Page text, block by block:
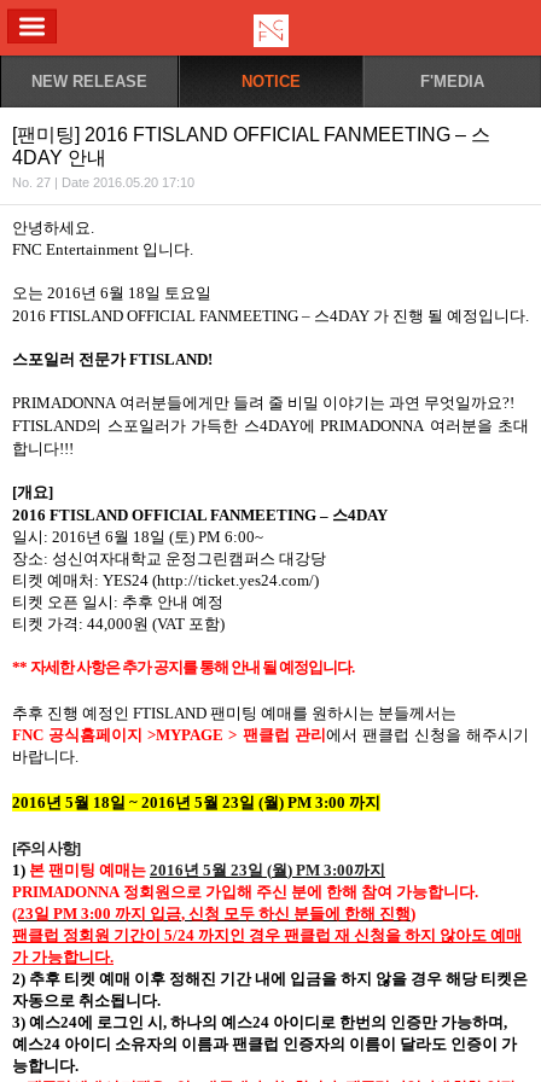
NEW RELEASE NOTICE F'MEDIA
[팬미팅] 2016 FTISLAND OFFICIAL FANMEETING – 스
4DAY 안내
No. 27 | Date 2016.05.20 17:10
안녕하세요.
FNC Entertainment 입니다.
오는 2016년 6월 18일 토요일
2016 FTISLAND OFFICIAL FANMEETING – 스4DAY 가 진행 될 예정입니다.
스포일러 전문가FTISLAND!
PRIMADONNA 여러분들에게만 들려 줄 비밀 이야기는 과연 무엇일까요?!
FTISLAND의 스포일러가 가득한 스4DAY에 PRIMADONNA 여러분을 초대
합니다!!!
[개요]
2016 FTISLAND OFFICIAL FANMEETING – 스4DAY
일시 : 2016년 6월 18일 (토) PM 6:00~
장소: 성신여자대학교 운정그린캠퍼스 대강당
티켓 예매처 : YES24 (http://ticket.yes24.com/)
티켓 오픈 일시 : 추후 안내 예정
티켓 가격 : 44,000원 (VAT 포함)
** 자세한 사항은 추가 공지를 통해 안내 될 예정입니다.
추후 진행 예정인 FTISLAND 팬미팅 예매를 원하시는 분들께서는
FNC 공식홈페이지 >MYPAGE > 팬클럽 관리 에서 팬클럽 신청을 해주시기
바랍니다.
2016년 5월 18일 ~ 2016년 5월 23일 (월) PM 3:00 까지
[주의 사항]
1) 본 팬미팅 예매는 2016년 5월 23일 (월) PM 3:00까지
PRIMADONNA 정회원으로 가입해 주신 분에 한해 참여 가능합니다.
(23일 PM 3:00 까지 입금, 신청 모두 하신 분들에 한해 진행)
팬클럽 정회원 기간이 5/24 까지인 경우 팬클럽 재 신청을 하지 않아도 예매
가 가능합니다.
2) 추후 티켓 예매 이후 정해진 기간 내에 입금을 하지 않을 경우 해당 티켓은
자동으로 취소됩니다.
3) 예스24에 로그인 시 , 하나의 예스24 아이디로 한번의 인증만 가능하며 ,
예스24 아이디 소유자의 이름과 팬클럽 인증자의 이름이 달라도 인증이 가
능합니다.